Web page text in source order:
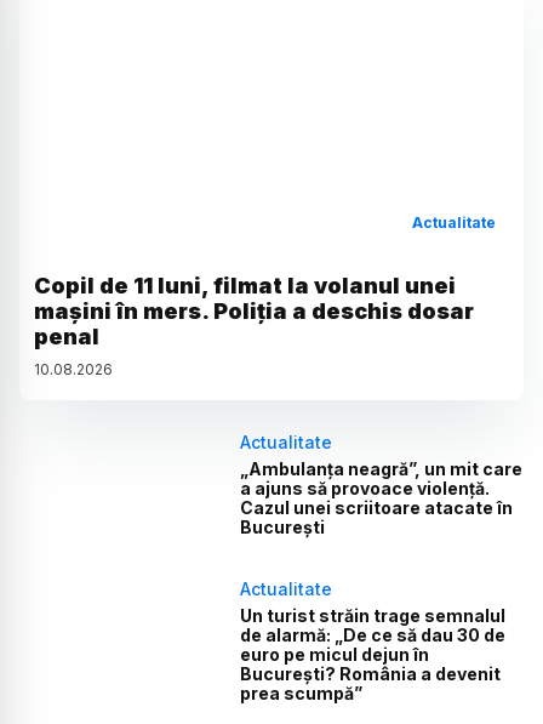
Actualitate
Copil de 11 luni, filmat la volanul unei
mașini în mers. Poliția a deschis dosar
penal
10.08.2026
Actualitate
„Ambulanța neagră”, un mit care
a ajuns să provoace violență.
Cazul unei scriitoare atacate în
București
Actualitate
Un turist străin trage semnalul
de alarmă: „De ce să dau 30 de
euro pe micul dejun în
București? România a devenit
prea scumpă”